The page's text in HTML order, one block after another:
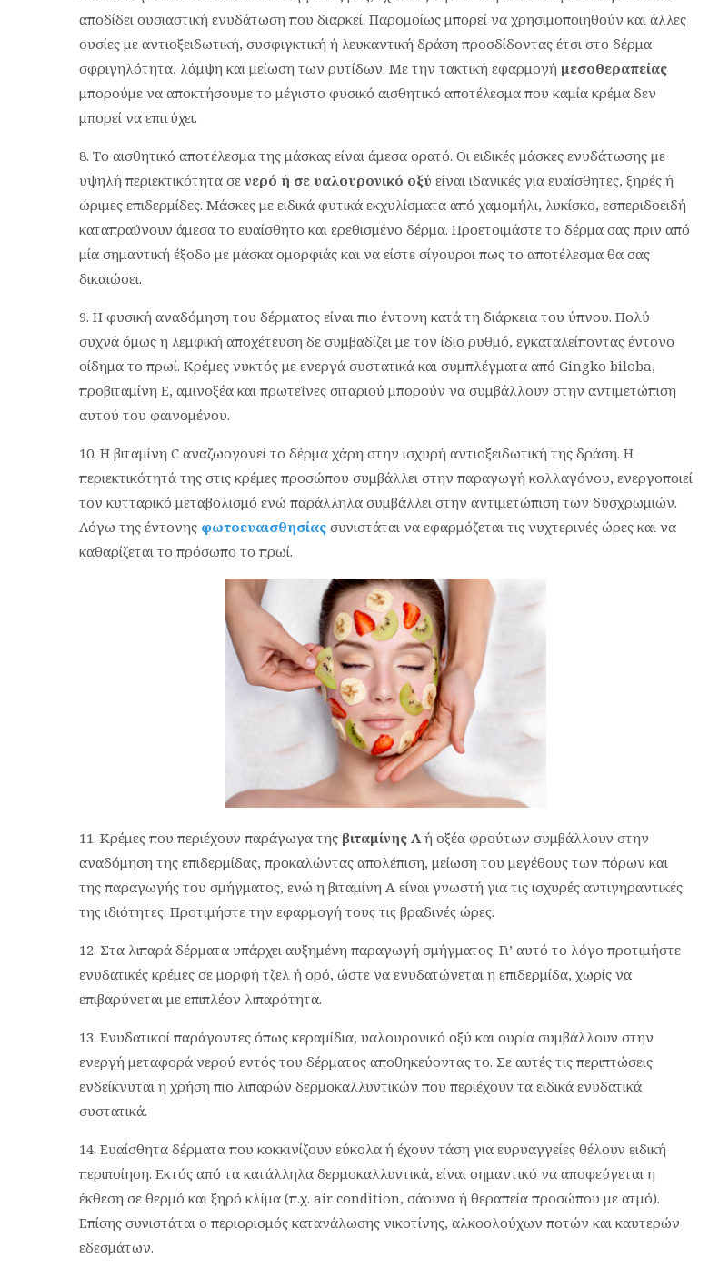
αποδίδει ουσιαστική ενυδάτωση που διαρκεί. Παρομοίως μπορεί να χρησιμοποιηθούν και άλλες
ουσίες με αντιοξειδωτική, συσφιγκτική ή λευκαντική δράση προσδίδοντας έτσι στο δέρμα
σφριγηλότητα, λάμψη και μείωση των ρυτίδων. Με την τακτική εφαρμογή μεσοθεραπείας
μπορούμε να αποκτήσουμε το μέγιστο φυσικό αισθητικό αποτέλεσμα που καμία κρέμα δεν
μπορεί να επιτύχει.
Το αισθητικό αποτέλεσμα της μάσκας είναι άμεσα ορατό. Οι ειδικές μάσκες ενυδάτωσης με
υψηλή περιεκτικότητα σενερό ή σε υαλουρονικό οξύ είναι ιδανικές για ευαίσθητες, ξηρές ή
ώριμες επιδερμίδες. Μάσκες με ειδικά φυτικά εκχυλίσματα από χαμομήλι, λυκίσκο, εσπεριδοειδή
καταπραΰνουν άμεσα το ευαίσθητο και ερεθισμένο δέρμα. Προετοιμάστε το δέρμα σας πριν από
μία σημαντική έξοδο με μάσκα ομορφιάς και να είστε σίγουροι πως το αποτέλεσμα θα σας
δικαιώσει.
Η φυσική αναδόμηση του δέρματος είναι πιο έντονη κατά τη διάρκεια του ύπνου. Πολύ
συχνά όμως η λεμφική αποχέτευση δε συμβαδίζει με τον ίδιο ρυθμό, εγκαταλείποντας έντονο
οίδημα το πρωί. Κρέμες νυκτός με ενεργά συστατικά και συμπλέγματα από Gingko biloba,
προβιταμίνη Ε, αμινοξέα και πρωτεΐνες σιταριού μπορούν να συμβάλλουν στην αντιμετώπιση
αυτού του φαινομένου.
Η βιταμίνη C αναζωογονεί το δέρμα χάρη στην ισχυρή αντιοξειδωτική της δράση. Η
περιεκτικότητά της στις κρέμες προσώπου συμβάλλει στην παραγωγή κολλαγόνου, ενεργοποιεί
τον κυτταρικό μεταβολισμό ενώ παράλληλα συμβάλλει στην αντιμετώπιση των δυσχρωμιών.
Λόγω της έντονης φωτοευαισθησίας συνιστάται να εφαρμόζεται τις νυχτερινές ώρες και να
καθαρίζεται το πρόσωπο το πρωί.
Κρέμες που περιέχουν παράγωγα της βιταμίνης Αή οξέα φρούτων συμβάλλουν στην
αναδόμηση της επιδερμίδας, προκαλώντας απολέπιση, μείωση του μεγέθους των πόρων και
της παραγωγής του σμήγματος, ενώ η βιταμίνη Α είναι γνωστή για τις ισχυρές αντιγηραντικές
της ιδιότητες. Προτιμήστε την εφαρμογή τους τις βραδινές ώρες.
Στα λιπαρά δέρματα υπάρχει αυξημένη παραγωγή σμήγματος. Γι’ αυτό το λόγο προτιμήστε
ενυδατικές κρέμες σε μορφή τζελ ή ορό, ώστε να ενυδατώνεται η επιδερμίδα, χωρίς να
επιβαρύνεται με επιπλέον λιπαρότητα.
Ενυδατικοί παράγοντες όπως κεραμίδια, υαλουρονικό οξύ και ουρία συμβάλλουν στην
ενεργή μεταφορά νερού εντός του δέρματος αποθηκεύοντας το. Σε αυτές τις περιπτώσεις
ενδείκνυται η χρήση πιο λιπαρών δερμοκαλλυντικών που περιέχουν τα ειδικά ενυδατικά
συστατικά.
Ευαίσθητα δέρματα που κοκκινίζουν εύκολα ή έχουν τάση για ευρυαγγείες θέλουν ειδική
περιποίηση. Εκτός από τα κατάλληλα δερμοκαλλυντικά, είναι σημαντικό να αποφεύγεται η
έκθεση σε θερμό και ξηρό κλίμα (π.χ. air condition, σάουνα ή θεραπεία προσώπου με ατμό).
Επίσης συνιστάται ο περιορισμός κατανάλωσης νικοτίνης, αλκοολούχων ποτών και καυτερών
εδεσμάτων.